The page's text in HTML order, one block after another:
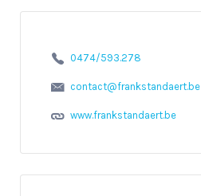
0474/593.278
contact@frankstandaert.be
www.frankstandaert.be